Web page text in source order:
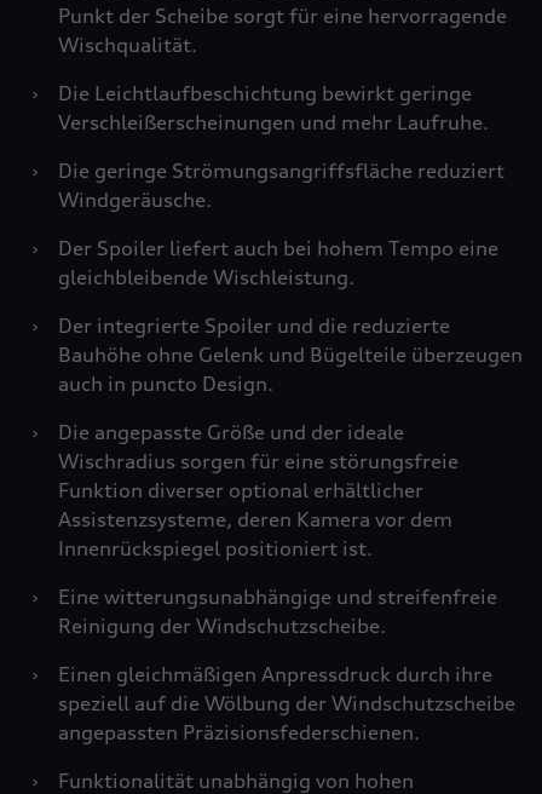
Punkt der Scheibe sorgt für eine hervorragende
Wischqualität.
›
Die Leichtlaufbeschichtung bewirkt geringe
Verschleißerscheinungen und mehr Laufruhe.
›
Die geringe Strömungsangriffsfläche reduziert
Windgeräusche.
›
Der Spoiler liefert auch bei hohem Tempo eine
gleichbleibende Wischleistung.
›
Der integrierte Spoiler und die reduzierte
Bauhöhe ohne Gelenk und Bügelteile überzeugen
auch in puncto Design.
›
Die angepasste Größe und der ideale
Wischradius sorgen für eine störungsfreie
Funktion diverser optional erhältlicher
Assistenzsysteme, deren Kamera vor dem
Innenrückspiegel positioniert ist.
›
Eine witterungsunabhängige und streifenfreie
Reinigung der Windschutzscheibe.
›
Einen gleichmäßigen Anpressdruck durch ihre
speziell auf die Wölbung der Windschutzscheibe
angepassten Präzisionsfederschienen.
›
Funktionalität unabhängig von hohen